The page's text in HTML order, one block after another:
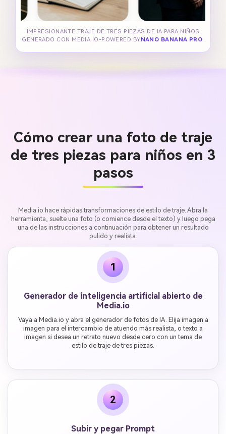
IMPRESIONANTE TRAJE DE TRES PIEZAS DE IA PARA NIÑOS
GENERADO CON MEDIA.IO-POWERED BY NANO BANANA PRO.
Cómo crear una foto de traje
de tres piezas para niños en 3
pasos
Media.io hace rápidas transformaciones de estilo de traje. Abra la
herramienta, suelte una foto (o comience desde el texto) y luego pega
una de las instrucciones a continuación para obtener un resultado
pulido y realista.
1
Generador de inteligencia artificial abierto de
Media.io
Vaya a Media.io y abra el generador de fotos de IA. Elija imagen a
imagen para el intercambio de atuendo más realista, o texto a
imagen si desea un retrato nuevo desde cero con un tema de
estilo de traje de tres piezas.
2
Subir y pegar Prompt